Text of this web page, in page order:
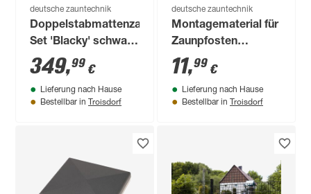
deutsche zauntechnik
Doppelstabmattenzaun-
Set 'Blacky' schwarz
1000 x 100 cm
349,99 €
Lieferung nach Hause
Bestellbar in Troisdorf
deutsche zauntechnik
Montagematerial für
Zaunpfosten
Residenz select+
11,99 €
Lieferung nach Hause
Bestellbar in Troisdorf